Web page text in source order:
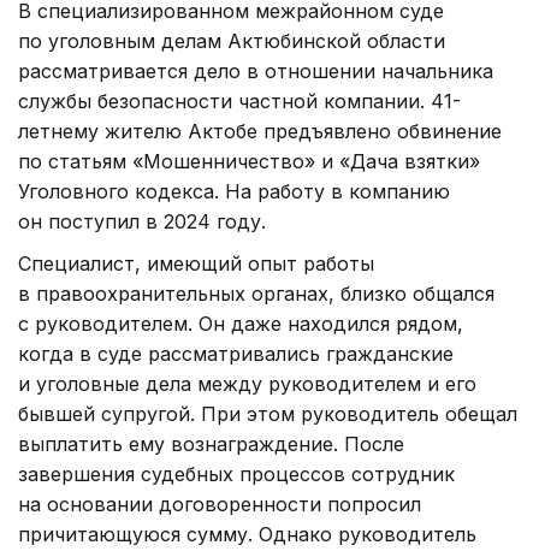
В специализированном межрайонном суде
по уголовным делам Актюбинской области
рассматривается дело в отношении начальника
службы безопасности частной компании. 41-
летнему жителю Актобе предъявлено обвинение
по статьям «Мошенничество» и «Дача взятки»
Уголовного кодекса. На работу в компанию
он поступил в 2024 году.
Специалист, имеющий опыт работы
в правоохранительных органах, близко общался
с руководителем. Он даже находился рядом,
когда в суде рассматривались гражданские
и уголовные дела между руководителем и его
бывшей супругой. При этом руководитель обещал
выплатить ему вознаграждение. После
завершения судебных процессов сотрудник
на основании договоренности попросил
причитающуюся сумму. Однако руководитель